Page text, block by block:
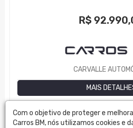
R$
CARVALLE
MAIS
Com o objetivo de proteger e
Carros BM, nós utilizamos cookies e